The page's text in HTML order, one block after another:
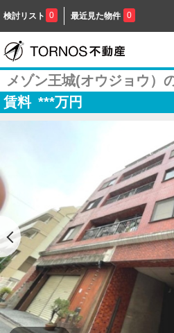
検討リスト 0 最近見た物件 0
メゾン王城(オウジョウ）
賃料 ***万円